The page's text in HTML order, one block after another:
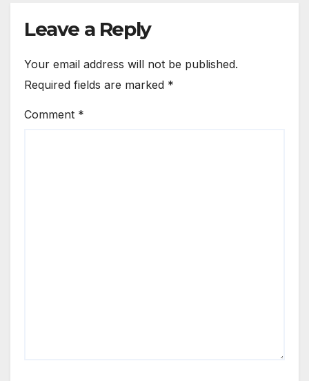
Leave a Reply
Your email address will not be published.
Required fields are marked *
Comment *